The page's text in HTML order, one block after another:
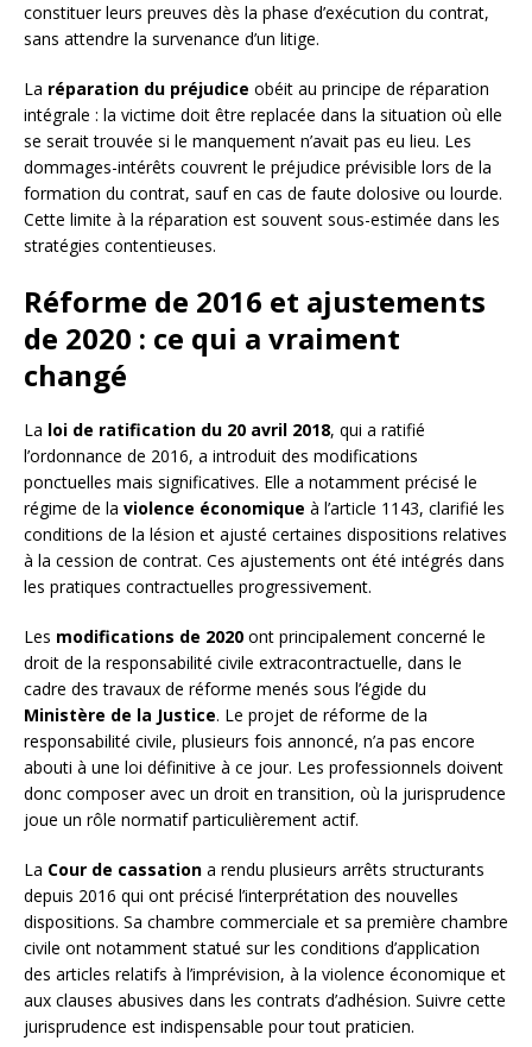
constituer leurs preuves dès la phase d’exécution du contrat,
sans attendre la survenance d’un litige.
La réparation du préjudice obéit au principe de réparation
intégrale : la victime doit être replacée dans la situation où elle
se serait trouvée si le manquement n’avait pas eu lieu. Les
dommages-intérêts couvrent le préjudice prévisible lors de la
formation du contrat, sauf en cas de faute dolosive ou lourde.
Cette limite à la réparation est souvent sous-estimée dans les
stratégies contentieuses.
Réforme de 2016 et ajustements
de 2020 : ce qui a vraiment
changé
La loi de ratification du 20 avril 2018, qui a ratifié
l’ordonnance de 2016, a introduit des modifications
ponctuelles mais significatives. Elle a notamment précisé le
régime de la violence économique à l’article 1143, clarifié les
conditions de la lésion et ajusté certaines dispositions relatives
à la cession de contrat. Ces ajustements ont été intégrés dans
les pratiques contractuelles progressivement.
Les modifications de 2020 ont principalement concerné le
droit de la responsabilité civile extracontractuelle, dans le
cadre des travaux de réforme menés sous l’égide du
Ministère de la Justice. Le projet de réforme de la
responsabilité civile, plusieurs fois annoncé, n’a pas encore
abouti à une loi définitive à ce jour. Les professionnels doivent
donc composer avec un droit en transition, où la jurisprudence
joue un rôle normatif particulièrement actif.
La Cour de cassation a rendu plusieurs arrêts structurants
depuis 2016 qui ont précisé l’interprétation des nouvelles
dispositions. Sa chambre commerciale et sa première chambre
civile ont notamment statué sur les conditions d’application
des articles relatifs à l’imprévision, à la violence économique et
aux clauses abusives dans les contrats d’adhésion. Suivre cette
jurisprudence est indispensable pour tout praticien.